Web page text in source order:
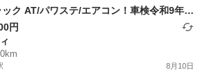
ック AT/パワステ/エアコン！車検令和9年7
り、配送可能！
円
8月10日